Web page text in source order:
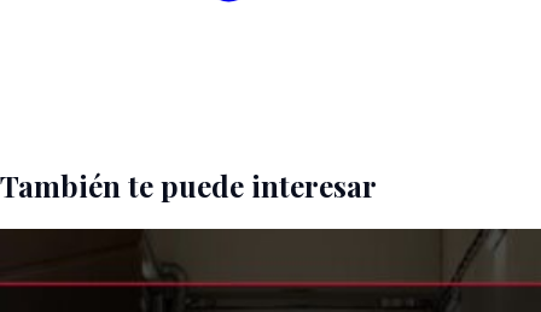
También te puede interesar